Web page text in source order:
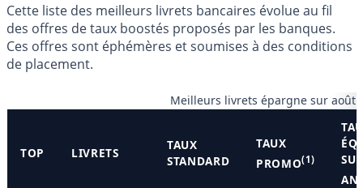
Cette liste des meilleurs livrets bancaires évolue au fil
des offres de taux boostés proposés par les banques.
Ces offres sont éphémères et soumises à des conditions
de placement.
Meilleurs livrets épargne sur août
TOP LIVRETS
TAUX
STANDARD
TAUX
PROMO(1)
AN